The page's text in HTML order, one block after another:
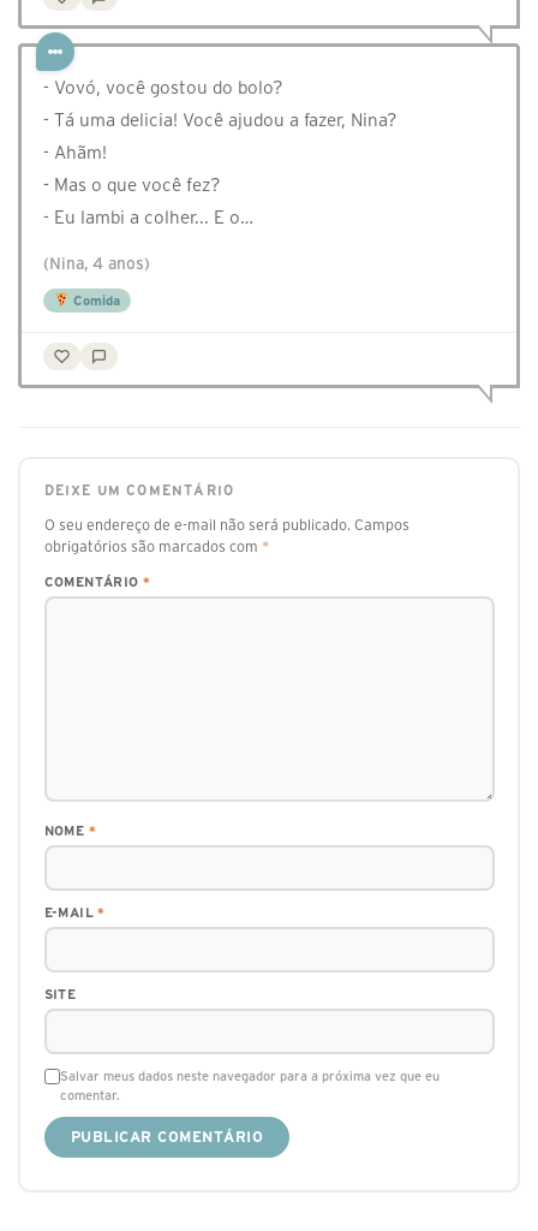
- Vovó, você gostou do bolo?
- Tá uma delicia! Você ajudou a fazer, Nina?
- Ahãm!
- Mas o que você fez?
- Eu lambi a colher... E o…
(Nina, 4 anos)
Comida
DEIXE UM COMENTÁRIO
O seu endereço de e-mail não será publicado. Campos
obrigatórios são marcados com *
COMENTÁRIO *
NOME *
E-MAIL*
SITE
Salvar meus dados neste navegador para a próxima vez que eu
comentar.